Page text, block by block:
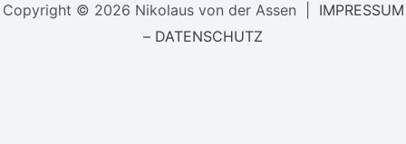
Copyright © 2026 Nikolaus von der Assen | IMPRESSUM
– DATENSCHUTZ